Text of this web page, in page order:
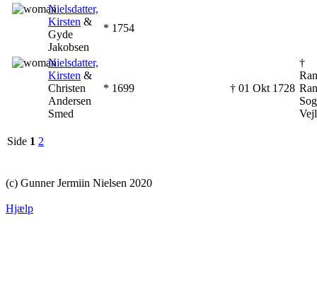
Nielsdatter,
Kirsten &
Gyde
Jakobsen
* ‎1754
Nielsdatter,
Kirsten &
Christen
Andersen
Smed
* ‎1699 † ‎01 Okt 1728
†
Side 1 2
(c) Gunner Jermiin Nielsen 2020
Hjælp